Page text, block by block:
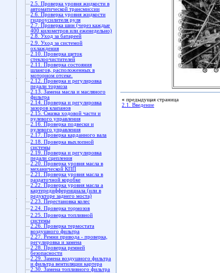
2.5. Проверка уровня жидкости в
автоматической трансмиссии
2.6. Проверка уровня жидкости
гидроусилителя руля
2.7. Проверка шин (через каждые
400 километров или еженедельно)
2.8. Уход за батареей
2.9. Уход за системой
охлаждения
2.10. Проверка щеток
стеклоочистителей
2.11. Проверка состояния
шлангов, расположенных в
моторном отсеке.
2.12. Проверка и регулировка
педали тормоза
2.13. Замена масла и масляного
фильтра
2.14. Проверка и регулировка
зазоров клапанов
2.15. Смазка ходовой части и
рулевого управления
2.16. Проверка подвески и
рулевого управления
2.17. Проверка карданного вала
2.18. Проверка выхлопной
системы
2.19. Проверка и регулировка
педали сцепления
2.20. Проверка уровня масла в
механической КПП
2.21. Проверка уровня масла в
раздаточной коробке
2.22. Проверка уровня масла а
картередифференциала (или в
редукторе заднего моста)
2.23. Перестановка колес
2.24. Проверка тормозов
2.25. Проверка топливной
системы
2.26. Проверка термостата
воздушного фильтра
2.27. Ремни привода - проверка,
регулировка и замена
2.28. Проверка ремней
безопасности
2.29. Замена воздушного фильтра
и фильтра вентиляции картера
2.30. Замена топливного фильтра
« предыдущая страница
2.1. Введение